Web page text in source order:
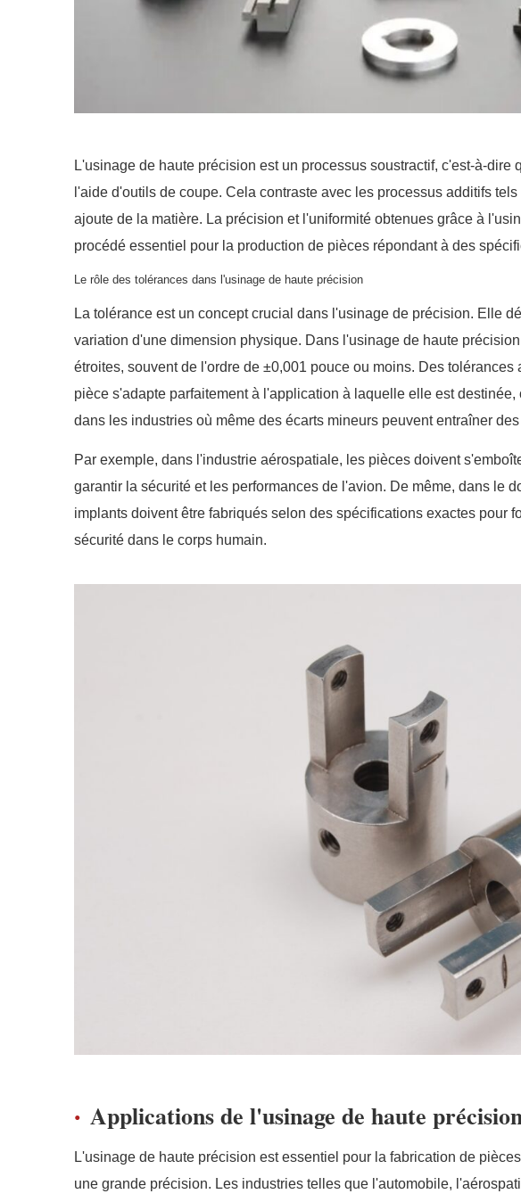
L'usinage de haute précision est un processus soustractif, c'est-à-dire
l'aide d'outils de coupe. Cela contraste avec les processus additifs
ajoute de la matière. La précision et l'uniformité obtenues grâce à
procédé essentiel pour la production de pièces répondant à des
Le rôle des tolérances dans l'usinage de haute précision
La tolérance est un concept crucial dans l'usinage de précision. Elle
variation d'une dimension physique. Dans l'usinage de haute
étroites, souvent de l'ordre de ±0,001 pouce ou moins. Des
pièce s'adapte parfaitement à l'application à laquelle elle est
dans les industries où même des écarts mineurs peuvent entraîner
Par exemple, dans l'industrie aérospatiale, les pièces doivent
garantir la sécurité et les performances de l'avion. De même, dans le
implants doivent être fabriqués selon des spécifications exactes pour
sécurité dans le corps humain.
Applications de l'usinage de haute
L'usinage de haute précision est essentiel pour la fabrication de
une grande précision. Les industries telles que l'automobile,